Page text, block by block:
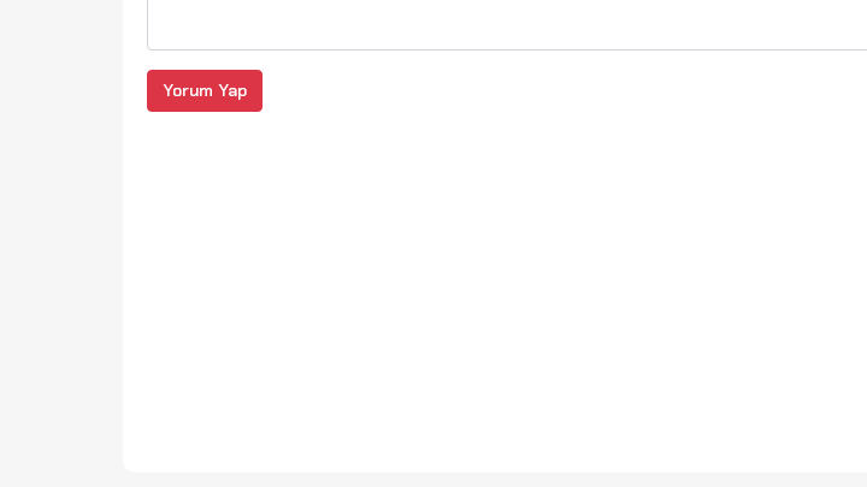
Yorum Yap